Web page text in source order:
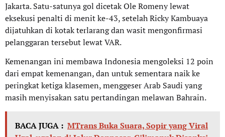
Jakarta. Satu-satunya gol dicetak Ole Romeny lewat
eksekusi penalti di menit ke-43, setelah Ricky Kambuaya
dijatuhkan di kotak terlarang dan wasit mengonfirmasi
pelanggaran tersebut lewat VAR.
Kemenangan ini membawa Indonesia mengoleksi 12 poin
dari empat kemenangan, dan untuk sementara naik ke
peringkat ketiga klasemen, menggeser Arab Saudi yang
masih menyisakan satu pertandingan melawan Bahrain.
BACA JUGA : MTrans Buka Suara, Sopir yang Viral